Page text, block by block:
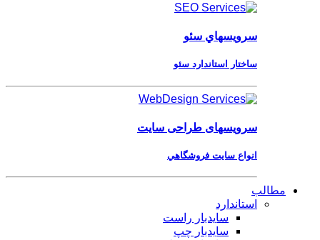
سرویسهاي سئو
ساختار استاندارد سئو
سرویسهای طراحی سایت
انواع سايت فروشگاهي
مطالب
استاندارد
سایدبار راست
سایدبار چپ